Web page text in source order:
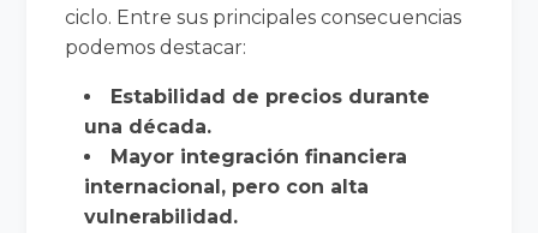
ciclo. Entre sus principales consecuencias
podemos destacar:
Estabilidad de precios durante
una década.
Mayor integración financiera
internacional, pero con alta
vulnerabilidad.